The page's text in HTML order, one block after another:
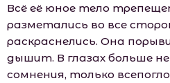
Всё её юное тело
разметались во все
раскраснелись. Она
дышит. В глазах больше
сомнения, только